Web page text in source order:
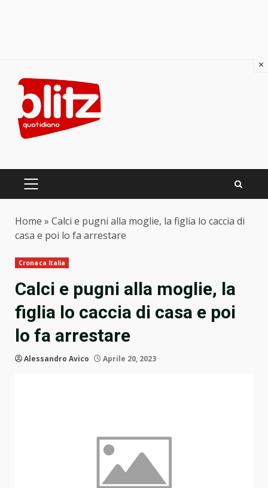
content
PRIMARY
Home » Calci e pugni alla moglie, la figlia lo caccia di
casa e poi lo fa arrestare
Cronaca Italia
Calci e pugni alla moglie, la
figlia lo caccia di casa e poi
lo fa arrestare
Alessandro Avico Aprile 20, 2023
×